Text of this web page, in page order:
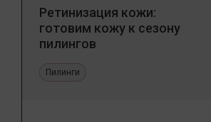
Ретинизация кожи:
готовим кожу к сезону
пилингов
Пилинги